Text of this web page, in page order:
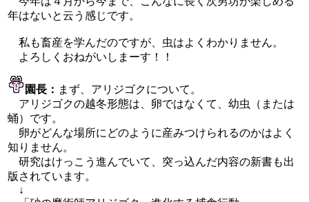
年はないと云う感じです。
私も畜産を学んだのですが、虫はよくわかりません。
よろしくおねがいしまーす！！
園長： まず、アリジゴクについて。
アリジゴクの越冬形態は、卵ではなくて、幼虫（または
蛹）です。
卵がどんな場所にどのように産みつけられるのかはよく
知りません。
研究はけっこう進んでいて、突っ込んだ内容の新書も出
版されています。
↓